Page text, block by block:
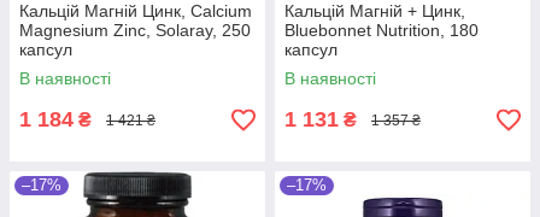
Кальцій Магній Цинк, Calcium
Magnesium Zinc, Solaray, 250
капсул
В наявності
1 184 ₴ 1 421 ₴
Кальцій Магній + Цинк,
Bluebonnet Nutrition, 180
капсул
В наявності
1 131 ₴ 1 357 ₴
–17% –17%